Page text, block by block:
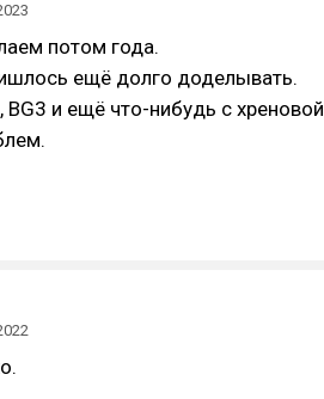
потом года.
ещё долго доделывать.
и ещё что-нибудь с хреновой